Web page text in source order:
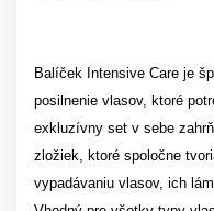
Balíček Intensive Care je
posilnenie vlasov, ktoré
exkluzívny set v sebe
zložiek, ktoré spoločne
vypadávaniu vlasov, ich